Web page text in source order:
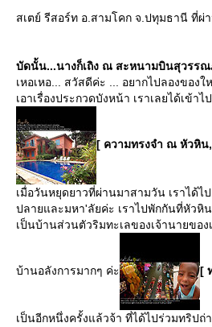
สเตย์ รีสอร์ท อ.สามโคก จ.ปทุมธานี ที่ผ่
บัดนั้น...นางก็เถิง ณ สะหนามบินสุวรร
เหอเหอ... สวัสดีค่ะ ... อยากไปลองของ
เอาเรื่องประกวดบังหน้า เราเลยได้เข้า
[ ความทรงจำ ณ หัวหิ
เมื่อวันหยุดยาวที่ผ่านมาสามวัน เราได้ไ
ปลายและมหา'ลัยค่ะ เราไปพักกันที่หัว
เป็นบ้านส่วนตัวริมทะเลของเจ้านายขอ
บ้านอลังการมากๆ ค่ะ [
เป็นอีกหนึ่งครั้งแล้วจ้า ที่ได้ไปร่วมทริป